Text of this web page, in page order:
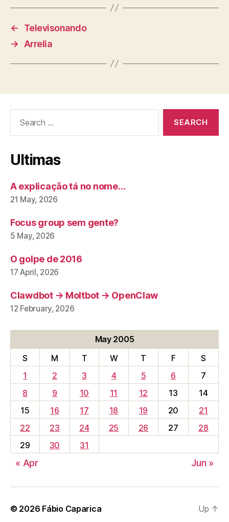
←
Televisonando
→
Arrelia
Ultimas
A explicação tá no nome…
21 May, 2026
Focus group sem gente?
5 May, 2026
O golpe de 2016
17 April, 2026
Clawdbot → Moltbot → OpenClaw
12 February, 2026
May 2005
S
M T W T F
S
1
2 3 4 5 6
7
8
9 10 11 12 13
14
15
16 17 18 19 20
21
22
23 24 25 26 27
28
29
30 31
« Apr Jun »
© 2026 Fábio Caparica Up ↑